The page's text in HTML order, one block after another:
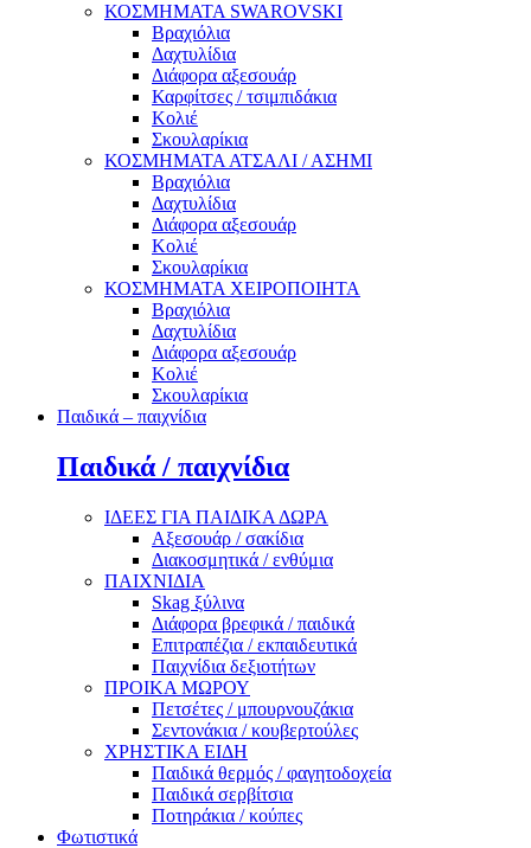
ΚΟΣΜΗΜΑΤΑ SWAROVSKI
Βραχιόλια
Δαχτυλίδια
Διάφορα αξεσουάρ
Καρφίτσες / τσιμπιδάκια
Κολιέ
Σκουλαρίκια
ΚΟΣΜΗΜΑΤΑ ΑΤΣΑΛΙ / ΑΣΗΜΙ
Βραχιόλια
Δαχτυλίδια
Διάφορα αξεσουάρ
Κολιέ
Σκουλαρίκια
ΚΟΣΜΗΜΑΤΑ ΧΕΙΡΟΠΟΙΗΤΑ
Βραχιόλια
Δαχτυλίδια
Διάφορα αξεσουάρ
Κολιέ
Σκουλαρίκια
Παιδικά – παιχνίδια
Παιδικά / παιχνίδια
ΙΔΕΕΣ ΓΙΑ ΠΑΙΔΙΚΑ ΔΩΡΑ
Αξεσουάρ / σακίδια
Διακοσμητικά / ενθύμια
ΠΑΙΧΝΙΔΙΑ
Skag ξύλινα
Διάφορα βρεφικά / παιδικά
Επιτραπέζια / εκπαιδευτικά
Παιχνίδια δεξιοτήτων
ΠΡΟΙΚΑ ΜΩΡΟΥ
Πετσέτες / μπουρνουζάκια
Σεντονάκια / κουβερτούλες
ΧΡΗΣΤΙΚΑ ΕΙΔΗ
Παιδικά θερμός / φαγητοδοχεία
Παιδικά σερβίτσια
Ποτηράκια / κούπες
Φωτιστικά